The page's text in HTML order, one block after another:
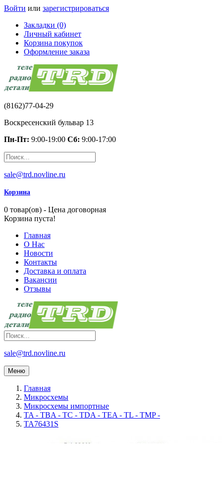
Войти или зарегистрироваться
Закладки (0)
Личный кабинет
Корзина покупок
Оформление заказа
(8162)77-04-29
Воскресенский бульвар 13
Пн-Пт: 9:00-19:00 Сб: 9:00-17:00
sale@trd.novline.ru
Корзина
0 товар(ов) - Цена договорная
Корзина пуста!
Главная
О Нас
Новости
Контакты
Доставка и оплата
Вакансии
Отзывы
sale@trd.novline.ru
Меню
Главная
Микросхемы
Микросхемы импортные
TA - TBA - TC - TDA - TEA - TL - TMP -
TA76431S